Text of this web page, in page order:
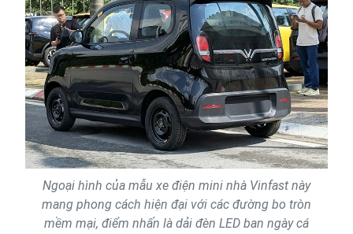
Ngoại hình của mẫu xe điện mini nhà Vinfast này
mang phong cách hiện đại với các đường bo tròn
mềm mại, điểm nhấn là dải đèn LED ban ngày cá